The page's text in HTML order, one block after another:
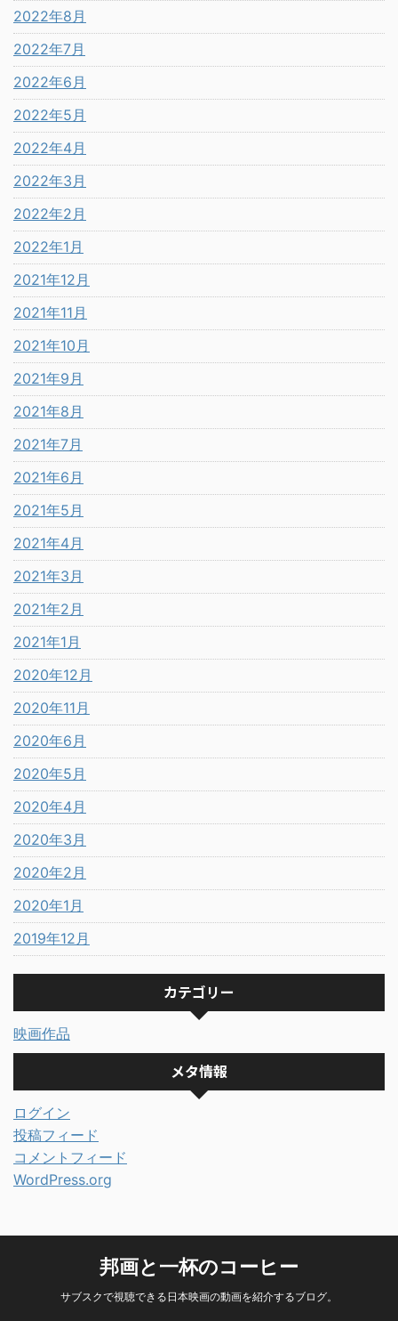
2022年8月
2022年7月
2022年6月
2022年5月
2022年4月
2022年3月
2022年2月
2022年1月
2021年12月
2021年11月
2021年10月
2021年9月
2021年8月
2021年7月
2021年6月
2021年5月
2021年4月
2021年3月
2021年2月
2021年1月
2020年12月
2020年11月
2020年6月
2020年5月
2020年4月
2020年3月
2020年2月
2020年1月
2019年12月
カテゴリー
映画作品
メタ情報
ログイン
投稿フィード
コメントフィード
WordPress.org
邦画と一杯のコーヒー
サブスクで視聴できる日本映画の動画を紹介するブログ。